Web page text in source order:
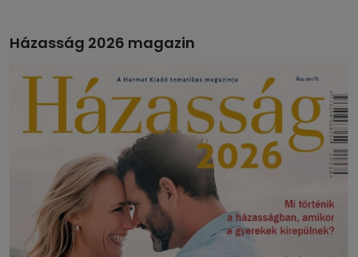
Házasság 2026 magazin